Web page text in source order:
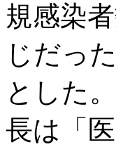
規感染
じだっ
とした
長は「